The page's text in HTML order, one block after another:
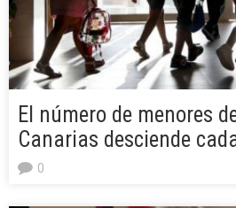
El número de menores
Canarias desciende
0